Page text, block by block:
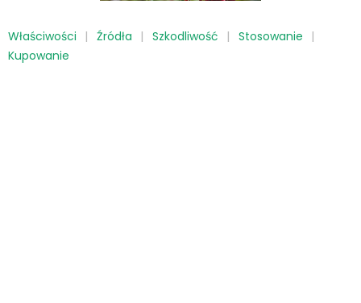
Właściwości Źródła Szkodliwość
Stosowanie
Kupowanie